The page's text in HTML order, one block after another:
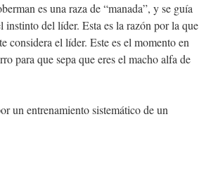
es una raza de “manada”, y se guía
instinto del líder. Esta es la razón por la que
considera el líder. Este es el momento en
para que sepa que eres el macho alfa de
un entrenamiento sistemático de un